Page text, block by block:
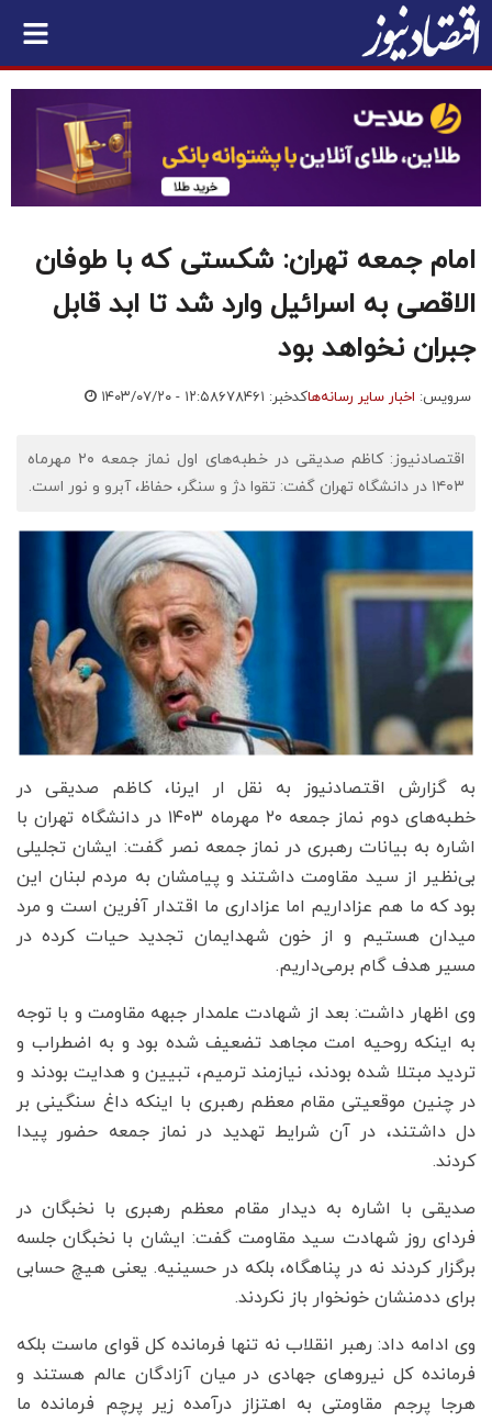
امام جمعه تهران: شکستی که با طوفان
الاقصی به اسرائیل وارد شد تا ابد قابل
جبران نخواهد بود
سرویس: اخبار سایر رسانه‌هاکدخبر: ۶۷۸۴۶۱ ۱۴۰۳/۰۷/۲۰ - ۱۲:۵۸
اقتصادنیوز: کاظم صدیقی در خطبه‌های اول نماز جمعه ۲۰ مهرماه
۱۴۰۳ در دانشگاه تهران گفت: تقوا دژ و سنگر، حفاظ، آبرو و نور است.
به گزارش اقتصادنیوز به نقل ار ایرنا، کاظم صدیقی در
خطبه‌های دوم نماز جمعه ۲۰ مهرماه ۱۴۰۳ در دانشگاه تهران با
اشاره به بیانات رهبری در نماز جمعه نصر گفت: ایشان تجلیلی
بی‌نظیر از سید مقاومت داشتند و پیامشان به مردم لبنان این
بود که ما هم عزاداریم اما عزاداری ما اقتدار آفرین است و مرد
میدان هستیم و از خون شهدایمان تجدید حیات کرده در
مسیر هدف گام برمی‌داریم.
وی اظهار داشت: بعد از شهادت علمدار جبهه مقاومت و با توجه
به اینکه روحیه امت مجاهد تضعیف شده بود و به اضطراب و
تردید مبتلا شده بودند، نیازمند ترمیم، تبیین و هدایت بودند و
در چنین موقعیتی مقام‌ معظم رهبری با اینکه داغ سنگینی بر
دل داشتند، در آن شرایط تهدید در نماز جمعه حضور پیدا
کردند.
صدیقی با اشاره به دیدار مقام معظم رهبری با نخبگان در
فردای روز شهادت سید مقاومت گفت: ایشان با نخبگان جلسه
برگزار کردند نه در پناهگاه، بلکه در حسینیه. یعنی هیچ حسابی
برای ددمنشان خونخوار باز نکردند.
وی ادامه داد: رهبر انقلاب نه تنها فرمانده کل قوای ماست بلکه
فرمانده کل نیروهای جهادی در میان آزادگان عالم هستند و
هرجا پرجم مقاومتی به اهتزاز درآمده زیر پرچم فرمانده ما